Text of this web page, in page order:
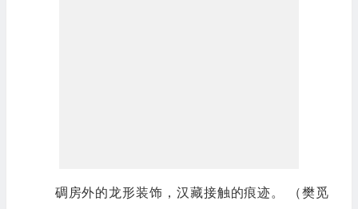
碉房外的龙形装饰，汉藏接触的痕迹。 （樊觅